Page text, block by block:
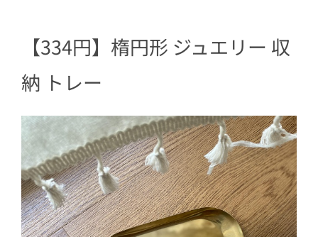
【334円】楕円形 ジュエリー 収
納 トレー